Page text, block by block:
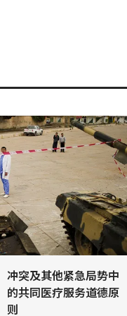
冲突及其他紧急局势中
的共同医疗服务道德原
则